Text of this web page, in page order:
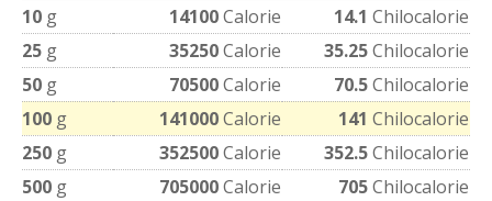
10 g 14100Calorie 14.1 Chilocalorie
25 g 35250Calorie 35.25Chilocalorie
50 g 70500Calorie 70.5Chilocalorie
100 g 141000Calorie 141 Chilocalorie
250 g 352500Calorie 352.5Chilocalorie
500 g 705000Calorie 705Chilocalorie